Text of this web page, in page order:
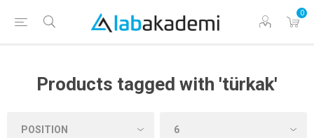
0
Products tagged with 'türkak'